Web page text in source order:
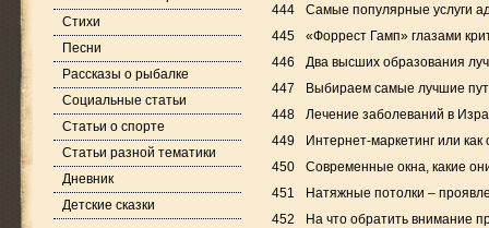
Стихи
Песни
Рассказы о рыбалке
Социальные статьи
Статьи о спорте
Статьи разной тематики
Дневник
Детские сказки
444
Самые популярные услуги
445
«Форрест Гамп» глазами
446
Два высших образования
447
Выбираем самые лучшие
448
Лечение заболеваний в
449
Интернет-маркетинг или
450
Современные окна, какие
451
Натяжные потолки –
452
На что обратить внимание